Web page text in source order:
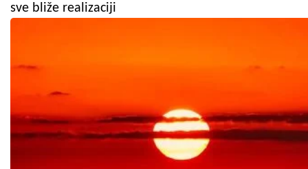
sve bliže realizaciji